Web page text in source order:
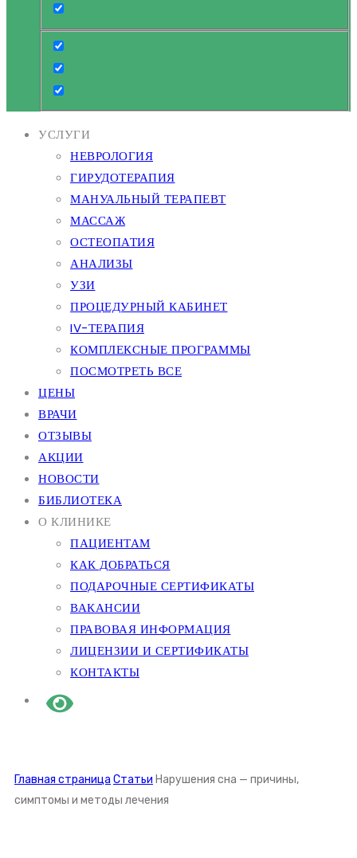
УСЛУГИ
НЕВРОЛОГИЯ
ГИРУДОТЕРАПИЯ
МАНУАЛЬНЫЙ ТЕРАПЕВТ
МАССАЖ
ОСТЕОПАТИЯ
АНАЛИЗЫ
УЗИ
ПРОЦЕДУРНЫЙ КАБИНЕТ
IV-ТЕРАПИЯ
КОМПЛЕКСНЫЕ ПРОГРАММЫ
ПОСМОТРЕТЬ ВСЕ
ЦЕНЫ
ВРАЧИ
ОТЗЫВЫ
АКЦИИ
НОВОСТИ
БИБЛИОТЕКА
О КЛИНИКЕ
ПАЦИЕНТАМ
КАК ДОБРАТЬСЯ
ПОДАРОЧНЫЕ СЕРТИФИКАТЫ
ВАКАНСИИ
ПРАВОВАЯ ИНФОРМАЦИЯ
ЛИЦЕНЗИИ И СЕРТИФИКАТЫ
КОНТАКТЫ
Главная страница Статьи Нарушения сна — причины,
симптомы и методы лечения